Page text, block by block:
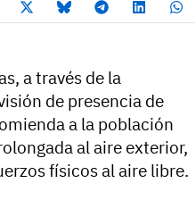
a través de la
de presencia de
a la población
al aire exterior,
físicos al aire libre.